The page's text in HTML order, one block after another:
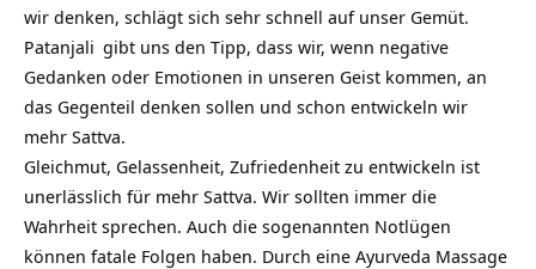
wir denken, schlägt sich sehr schnell auf unser Gemüt.
Patanjali gibt uns den Tipp, dass wir, wenn negative
Gedanken oder Emotionen in unseren Geist kommen, an
das Gegenteil denken sollen und schon entwickeln wir
mehr Sattva.
Gleichmut, Gelassenheit, Zufriedenheit zu entwickeln ist
unerlässlich für mehr Sattva. Wir sollten immer die
Wahrheit sprechen. Auch die sogenannten Notlügen
können fatale Folgen haben. Durch eine Ayurveda Massage